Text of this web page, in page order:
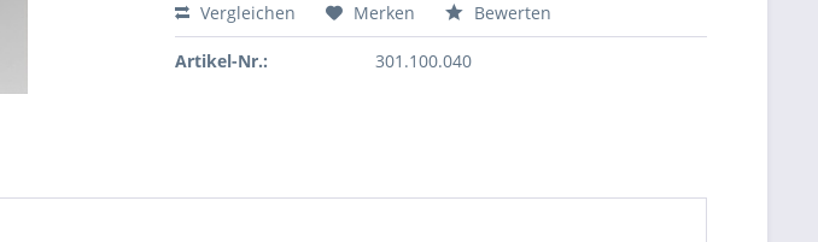
Vergleichen Merken Bewerten
Artikel-Nr.: 301.100.040